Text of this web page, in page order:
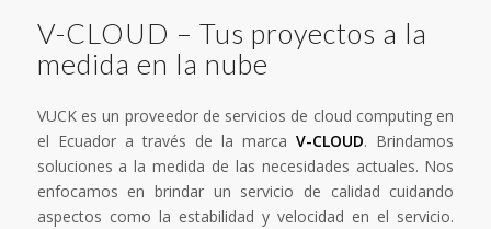
V-CLOUD – Tus proyectos a la
medida en la nube
VUCK es un proveedor de servicios de cloud computing en
el Ecuador a través de la marcaV-CLOUD. Brindamos
soluciones a la medida de las necesidades actuales. Nos
enfocamos en brindar un servicio de calidad cuidando
aspectos como la estabilidad y velocidad en el servicio.